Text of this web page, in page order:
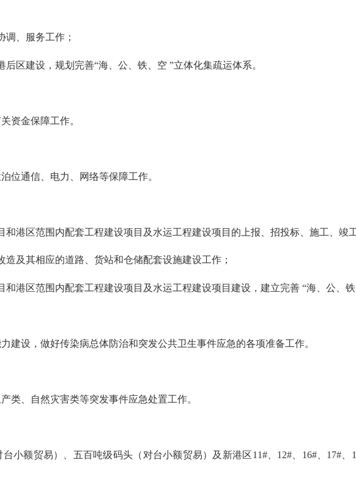
、服务工作；
建设，规划完善“海、公、铁、空 ”立体化集疏运体系。
金保障工作。
通信、电力、网络等保障工作‌。
区范围内配套工程建设项目及水运工程建设项目的上报、招投标、施工、竣
及其相应的道路、货站和仓储配套设施建设工作；
区范围内配套工程建设项目及水运工程建设项目建设，建立完善 “海、公、铁
设，做好传染病总体防治和突发公共卫生事件应急的各项准备工作。
、自然灾害类等突发事件应急处置工作。
额贸易）、五百吨级码头（对台小额贸易）及新港区11#、12#、16#、17#、